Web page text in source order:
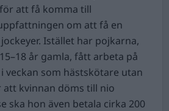
att få komma till
om att få en
Istället har pojkarna,
år gamla, fått arbeta på
veckan som hästskötare utan
att kvinnan döms till nio
ska hon även betala cirka 200